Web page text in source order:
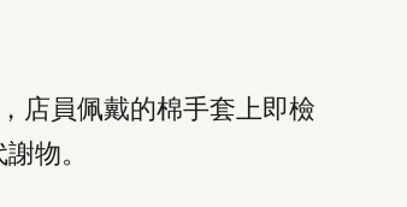
店員佩戴的棉手套上即檢
物。